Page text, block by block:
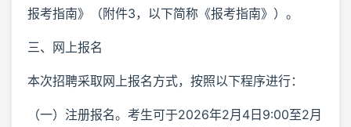
报考指南》（附件3，以下简称《报考指南》）。
三、网上报名
本次招聘采取网上报名方式，按照以下程序进行：
（一）注册报名。考生可于2026年2月4日9:00至2月